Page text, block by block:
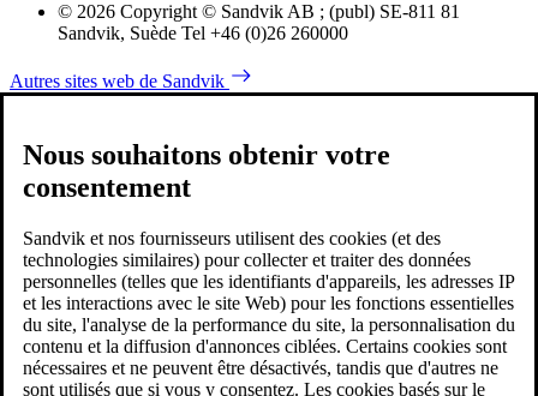
© 2026 Copyright © Sandvik AB ; (publ) SE-811 81
Sandvik, Suède Tel +46 (0)26 260000
Autres sites web de Sandvik
Nous souhaitons obtenir votre
consentement
Sandvik et nos fournisseurs utilisent des cookies (et des
technologies similaires) pour collecter et traiter des données
personnelles (telles que les identifiants d'appareils, les adresses IP
et les interactions avec le site Web) pour les fonctions essentielles
du site, l'analyse de la performance du site, la personnalisation du
contenu et la diffusion d'annonces ciblées. Certains cookies sont
nécessaires et ne peuvent être désactivés, tandis que d'autres ne
sont utilisés que si vous y consentez. Les cookies basés sur le